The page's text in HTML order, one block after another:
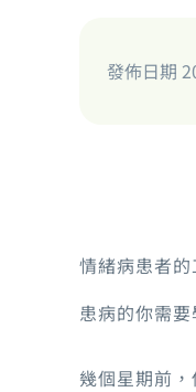
發佈日期
情緒病患者
患病的你需
幾個星期前